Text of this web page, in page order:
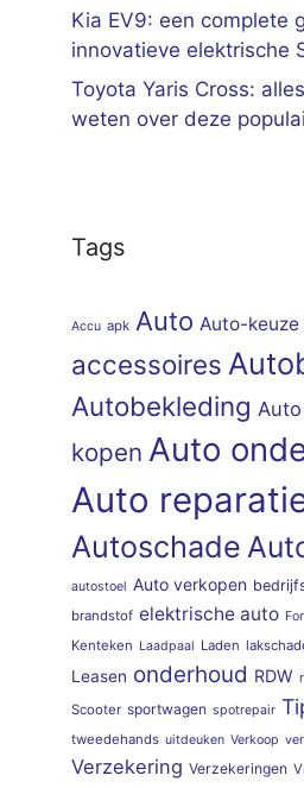
Kia EV9: een complete
innovatieve elektrische
Toyota Yaris Cross:
weten over deze
Tags
Accu apk Auto Auto-keuze
accessoires
Autobekleding
kopen Auto
Auto
Autoschade
autostoel Auto verkopen
brandstof elektrische auto
Kenteken Laadpaal Laden
Leasen onderhoud RDW
Scooter sportwagen spotrepair
tweedehands uitdeuken Verkoop
Verzekering Verzekeringen